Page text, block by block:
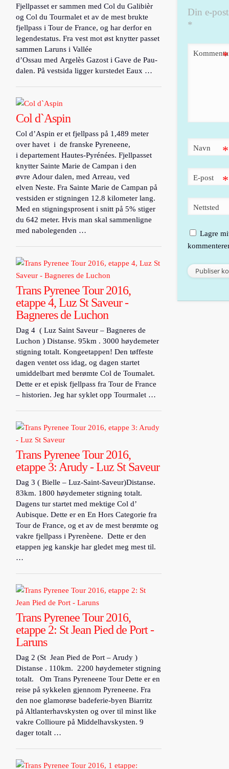
Din e-
*
*
Navn *
E-post *
Nettsted
Lagre
Fjellpasset er sammen med Col du Galibièr
og Col du Tourmalet et av de mest brukte
fjellpass i Tour de France, og har derfor en
legendestatus. Fra vest mot øst knytter passet
sammen Laruns i Vallée
d’Ossau med Argelès Gazost i Gave de Pau-
dalen. På vestsida ligger kurstedet Eaux …
Col d`Aspin
Col d’Aspin er et fjellpass på 1,489 meter
over havet i de franske Pyreneene,
i departement Hautes-Pyrénées. Fjellpasset
knytter Sainte Marie de Campan i den
øvre Adour dalen, med Arreau, ved
elven Neste. Fra Sainte Marie de Campan på
vestsiden er stigningen 12.8 kilometer lang.
Med en stigningsprosent i snitt på 5% stiger
du 642 meter. Hvis man skal sammenligne
med nabolegenden …
Trans Pyrenee Tour 2016,
etappe 4, Luz St Saveur -
Bagneres de Luchon
Dag 4 ( Luz Saint Saveur – Bagneres de
Luchon ) Distanse. 95km . 3000 høydemeter
stigning totalt. Kongeetappen! Den tøffeste
dagen ventet oss idag, og dagen startet
umiddelbart med berømte Col de Toumalet.
Dette er et episk fjellpass fra Tour de France
– historien. Jeg har syklet opp Tourmalet …
Trans Pyrenee Tour 2016,
etappe 3: Arudy - Luz St Saveur
Dag 3 ( Bielle – Luz-Saint-Saveur)Distanse.
83km. 1800 høydemeter stigning totalt.
Dagens tur startet med mektige Col d’
Aubisque. Dette er en En Hors Categorie fra
Tour de France, og et av de mest berømte og
vakre fjellpass i Pyrenèene. Dette er den
etappen jeg kanskje har gledet meg mest til.
…
Trans Pyrenee Tour 2016,
etappe 2: St Jean Pied de Port -
Laruns
Dag 2 (St Jean Pied de Port – Arudy )
Distanse . 110km. 2200 høydemeter stigning
totalt. Om Trans Pyreneene Tour Dette er en
reise på sykkelen gjennom Pyreneene. Fra
den noe glamorøse badeferie-byen Biarritz
på Altlanterhavskysten og over til minst like
vakre Collioure på Middelhavskysten. 9
dager totalt …